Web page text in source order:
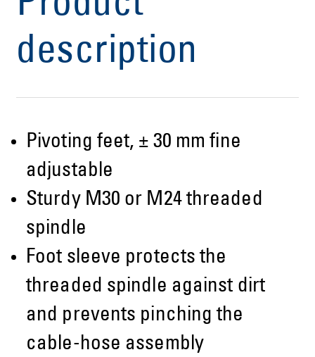
description
Pivoting feet, ± 30 mm fine
adjustable
Sturdy M30 or M24 threaded
spindle
Foot sleeve protects the
threaded spindle against dirt
and prevents pinching the
cable-hose assembly